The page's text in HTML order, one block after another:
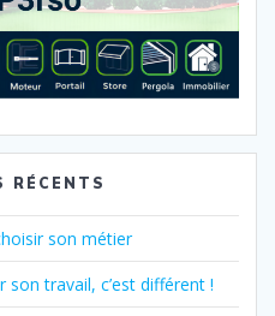
RÉCENTS
son métier
travail, c’est différent !